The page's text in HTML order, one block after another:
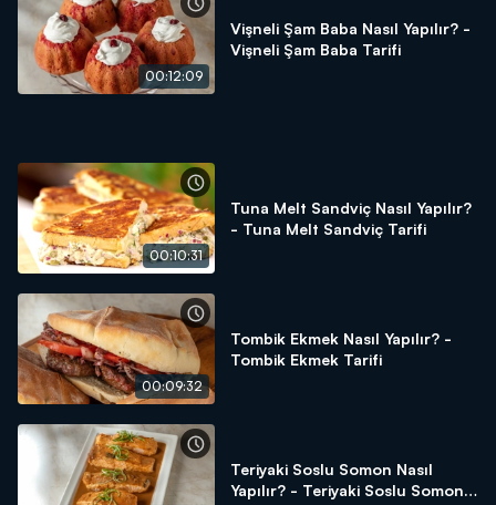
00:12:09
Vişneli Şam Baba Nasıl Yapılır? -
Vişneli Şam Baba Tarifi
00:10:31
Tuna Melt Sandviç Nasıl Yapılır?
- Tuna Melt Sandviç Tarifi
00:09:32
Tombik Ekmek Nasıl Yapılır? -
Tombik Ekmek Tarifi
Teriyaki Soslu Somon Nasıl
Yapılır? - Teriyaki Soslu Somon